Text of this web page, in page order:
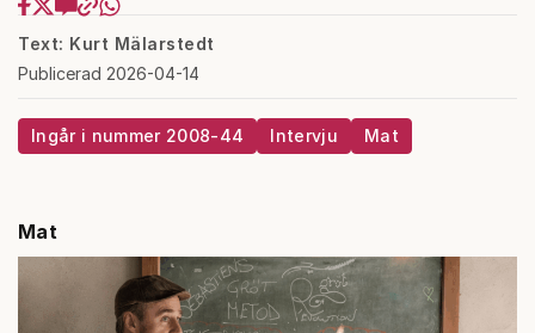
Text: Kurt Mälarstedt
Publicerad 2026-04-14
Ingår i nummer 2008-44 Intervju Mat
Mat